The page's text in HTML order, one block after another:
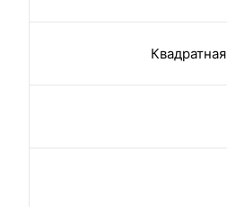
Квадратная